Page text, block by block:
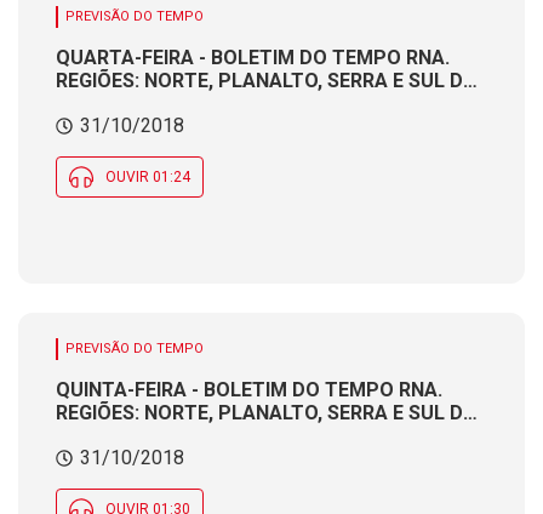
PREVISÃO DO TEMPO
QUARTA-FEIRA - BOLETIM DO TEMPO RNA.
REGIÕES: NORTE, PLANALTO, SERRA E SUL DO
Meteorologista CÁTIA BRAGA
31/10/2018
OUVIR 01:24
PREVISÃO DO TEMPO
QUINTA-FEIRA - BOLETIM DO TEMPO RNA.
REGIÕES: NORTE, PLANALTO, SERRA E SUL DO
Meteorologista CÁTIA BRAGA
31/10/2018
OUVIR 01:30